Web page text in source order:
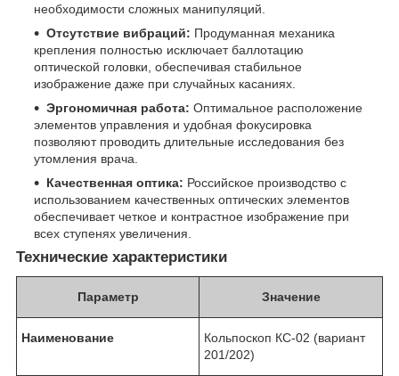
необходимости сложных манипуляций.
Отсутствие вибраций: Продуманная механика
крепления полностью исключает баллотацию
оптической головки, обеспечивая стабильное
изображение даже при случайных касаниях.
Эргономичная работа: Оптимальное расположение
элементов управления и удобная фокусировка
позволяют проводить длительные исследования без
утомления врача.
Качественная оптика: Российское производство с
использованием качественных оптических элементов
обеспечивает четкое и контрастное изображение при
всех ступенях увеличения.
Технические характеристики
Параметр Значение
Наименование
Кольпоскоп КС-02 (вариант
201/202)